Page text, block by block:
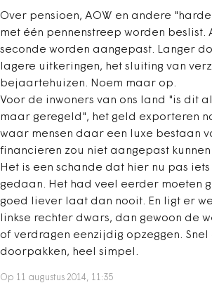
Over pensioen, AOW en andere
met één pennenstreep worden beslist.
seconde worden aangepast. Langer
lagere uitkeringen, het sluiting van
bejaartehuizen. Noem maar op.
Voor de inwoners van ons land "is dit
maar geregeld", het geld exporteren
waar mensen daar een luxe bestaan
financieren zou niet aangepast kunnen
Het is een schande dat hier nu pas
gedaan. Het had veel eerder moeten
goed liever laat dan nooit. En ligt er
linkse rechter dwars, dan gewoon de
of verdragen eenzijdig opzeggen. Snel
doorpakken, heel simpel.
Op 11 augustus 2014, 11:35